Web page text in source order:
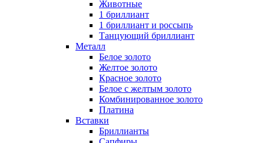
Животные
1 бриллиант
1 бриллиант и россыпь
Танцующий бриллиант
Металл
Белое золото
Желтое золото
Красное золото
Белое с желтым золото
Комбинированное золото
Платина
Вставки
Бриллианты